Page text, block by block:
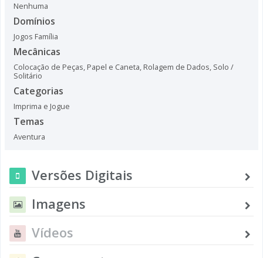
Nenhuma
Domínios
Jogos Família
Mecânicas
Colocação de Peças, Papel e Caneta, Rolagem de Dados, Solo /
Solitário
Categorias
Imprima e Jogue
Temas
Aventura
Versões Digitais
Imagens
Vídeos